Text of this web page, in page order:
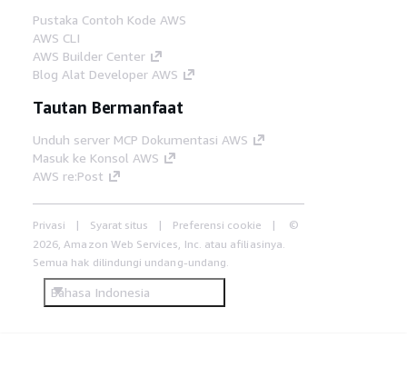
Pustaka Contoh Kode AWS
AWS CLI
AWS Builder Center
Blog Alat Developer AWS
Tautan Bermanfaat
Unduh server MCP Dokumentasi AWS
Masuk ke Konsol AWS
AWS re:Post
Privasi Syarat situs Preferensi cookie
©
2026, Amazon Web Services, Inc. atau afiliasinya.
Semua hak dilindungi undang-undang.
Bahasa Indonesia